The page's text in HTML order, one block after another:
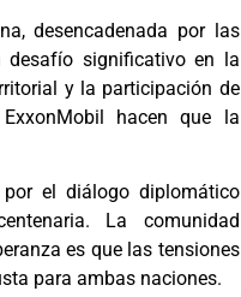
desencadenada por las
desafío significativo en la
y la participación de
hacen que la
el diálogo diplomático
La comunidad
es que las tensiones
para ambas naciones.